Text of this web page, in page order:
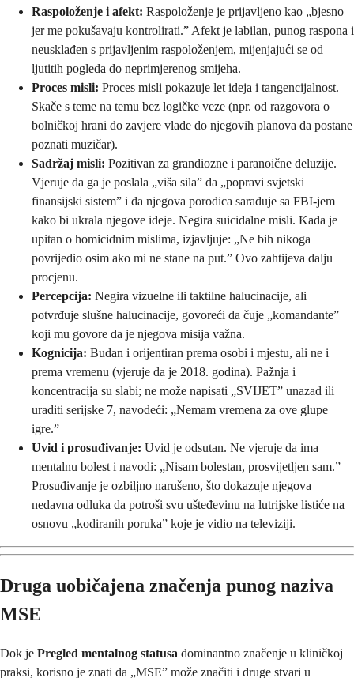
Raspoloženje i afekt: Raspoloženje je prijavljeno kao „bjesno
jer me pokušavaju kontrolirati.” Afekt je labilan, punog raspona i
neusklađen s prijavljenim raspoloženjem, mijenjajući se od
ljutitih pogleda do neprimjerenog smijeha.
Proces misli: Proces misli pokazuje let ideja i tangencijalnost.
Skače s teme na temu bez logičke veze (npr. od razgovora o
bolničkoj hrani do zavjere vlade do njegovih planova da postane
poznati muzičar).
Sadržaj misli: Pozitivan za grandiozne i paranoične deluzije.
Vjeruje da ga je poslala „viša sila” da „popravi svjetski
finansijski sistem” i da njegova porodica sarađuje sa FBI-jem
kako bi ukrala njegove ideje. Negira suicidalne misli. Kada je
upitan o homicidnim mislima, izjavljuje: „Ne bih nikoga
povrijedio osim ako mi ne stane na put.” Ovo zahtijeva dalju
procjenu.
Percepcija: Negira vizuelne ili taktilne halucinacije, ali
potvrđuje slušne halucinacije, govoreći da čuje „komandante”
koji mu govore da je njegova misija važna.
Kognicija: Budan i orijentiran prema osobi i mjestu, ali ne i
prema vremenu (vjeruje da je 2018. godina). Pažnja i
koncentracija su slabi; ne može napisati „SVIJET” unazad ili
uraditi serijske 7, navodeći: „Nemam vremena za ove glupe
igre.”
Uvid i prosuđivanje: Uvid je odsutan. Ne vjeruje da ima
mentalnu bolest i navodi: „Nisam bolestan, prosvijetljen sam.”
Prosuđivanje je ozbiljno narušeno, što dokazuje njegova
nedavna odluka da potroši svu ušteđevinu na lutrijske listiće na
osnovu „kodiranih poruka” koje je vidio na televiziji.
Druga uobičajena značenja punog naziva
MSE
Dok je Pregled mentalnog statusa dominantno značenje u kliničkoj
praksi, korisno je znati da „MSE” može značiti i druge stvari u